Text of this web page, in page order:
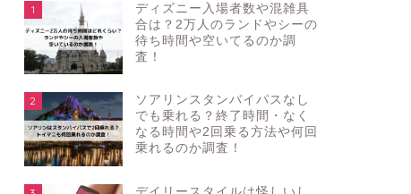
1
ディズニー入場者数や混雑具
合は？2万人のランドやシーの
待ち時間や空いてるのか調
査！
2
ソアリンスタンバイパスなし
でも乗れる？終了時間・なく
なる時間や2回乗る方法や何回
乗れるのか調査！